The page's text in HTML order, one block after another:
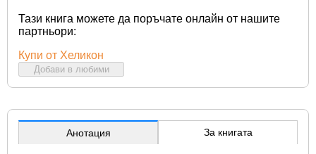
Тази книга можете да поръчате онлайн от нашите
партньори:
Купи от Хеликон
Добави в любими
Анотация За книгата